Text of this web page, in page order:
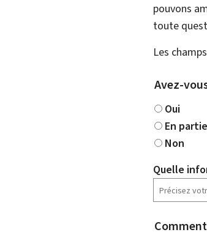
pouvons
toute
Les
Avez-
Oui
En partie
Non
Quelle